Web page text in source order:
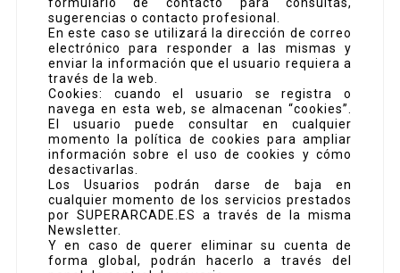
sugerencias o contacto profesional.
En este caso se utilizará la dirección de correo
electrónico para responder a las mismas y
enviar la información que el usuario requiera a
través de la web.
Cookies: cuando el usuario se registra o
navega en esta web, se almacenan “cookies”.
El usuario puede consultar en cualquier
momento la política de cookies para ampliar
información sobre el uso de cookies y cómo
desactivarlas.
Los Usuarios podrán darse de baja en
cualquier momento de los servicios prestados
por SUPERARCADE.ES a través de la misma
Newsletter.
Y en caso de querer eliminar su cuenta de
forma global, podrán hacerlo a través del